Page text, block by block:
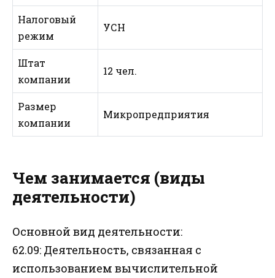
Налоговый
режим
УСН
Штат
компании
12 чел.
Размер
компании
Микропредприятия
Чем занимается (виды
деятельности)
Основной вид деятельности:
62.09: Деятельность, связанная с
использованием вычислительной